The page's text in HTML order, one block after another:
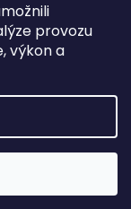
provozu
výkon a
vyhrazena.